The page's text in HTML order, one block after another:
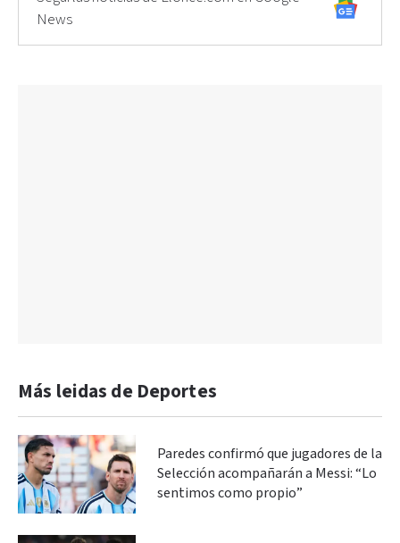
News
Más leidas de Deportes
Paredes confirmó que jugadores de la
Selección acompañarán a Messi: “Lo
sentimos como propio”